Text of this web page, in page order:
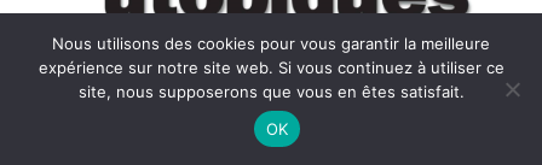
Nous utilisons des cookies pour vous garantir la meilleure
expérience sur notre site web. Si vous continuez à utiliser ce
site, nous supposerons que vous en êtes satisfait.
OK